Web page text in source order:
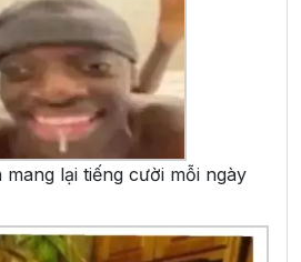
lại tiếng cười mỗi ngày